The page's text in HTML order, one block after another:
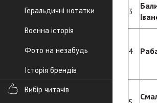
Геральдичні нотатки
Воєнна історія
Фото на незабудь
Історія брендів
Вибір читачів
3
4